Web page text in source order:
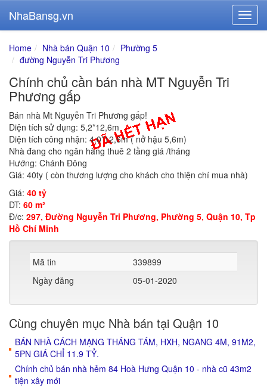
NhaBansg.vn
Home Nhà bán Quận 10
Phường 5
đường Nguyễn Tri Phương
Chính chủ cần bán nhà MT Nguyễn Tri
Phương gấp
Bán nhà Mt Nguyễn Tri Phương gấp!
Diện tích sử dụng: 5,2*12,6m
Diện tích công nhận: 4.0*12,6m ( nở hậu 5,6m)
Nhà đang cho ngân hàng thuê 2 tầng giá /tháng
Hướng: Chánh Đông
Giá: 40ty ( còn thương lượng cho khách cho thiện chí mua nhà)
Giá: 40 tỷ
DT: 60 m²
Đ/c: 297, Đường Nguyễn Tri Phương, Phường 5, Quận 10, Tp
Hồ Chí Minh
Mã tin
339899
Ngày đăng
05-01-2020
Cùng chuyên mục Nhà bán tại Quận 10
BÁN NHÀ CÁCH MẠNG THÁNG TÁM, HXH, NGANG 4M, 91M2,
5PN GIÁ CHỈ 11.9 TỶ.
Chính chủ bán nhà hẻm 84 Hoà Hưng Quận 10 - nhà cũ 43m2
tiện xây mới